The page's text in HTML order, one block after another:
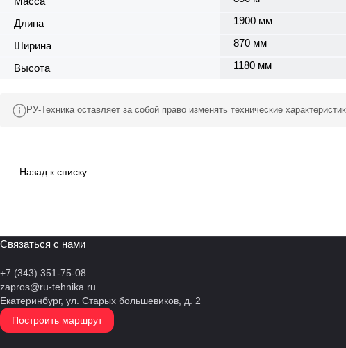
Длина 1900 мм
Ширина 870 мм
Высота 1180 мм
РУ-Техника оставляет за собой право изменять технические
Назад к списку
Связаться с нами
+7 (343) 351-75-08
zapros@ru-tehnika.ru
Екатеринбург, ул. Старых большевиков, д. 2
Построить маршрут